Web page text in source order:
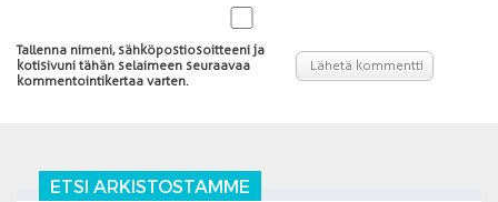
Tallenna nimeni, sähköpostiosoitteeni ja
kotisivuni tähän selaimeen seuraavaa
kommentointikertaa varten.
ETSI ARKISTOSTAMME